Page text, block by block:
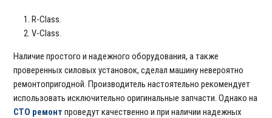
R-Class.
V-Class.
Наличие простого и надежного оборудования, а также
проверенных силовых установок, сделал машину невероятно
ремонтопригодной. Производитель настоятельно рекомендует
использовать исключительно оригинальные запчасти. Однако на
СТО ремонт проведут качественно и при наличии надежных